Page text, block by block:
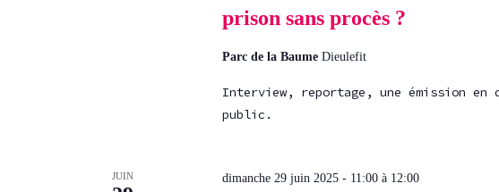
prison sans procès ?
Parc de la Baume Dieulefit
Interview, reportage, une émission
public.
JUIN dimanche 29 juin 2025 - 11:00à 12:00